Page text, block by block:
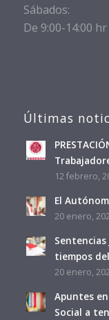
Sábados:
De 9:00-14:00 hr
Últimas
12 febrero,
El
20 enero,
Sentencias
tiempos
20 enero,
Apuntes
Social a